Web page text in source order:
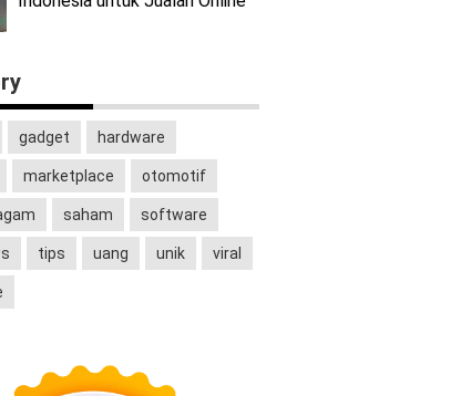
gadget hardware
marketplace otomotif
saham software
tips uang unik viral